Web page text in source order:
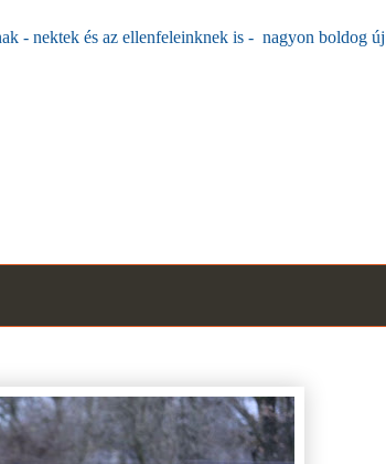
- nektek és az ellenfeleinknek is - nagyon boldog új